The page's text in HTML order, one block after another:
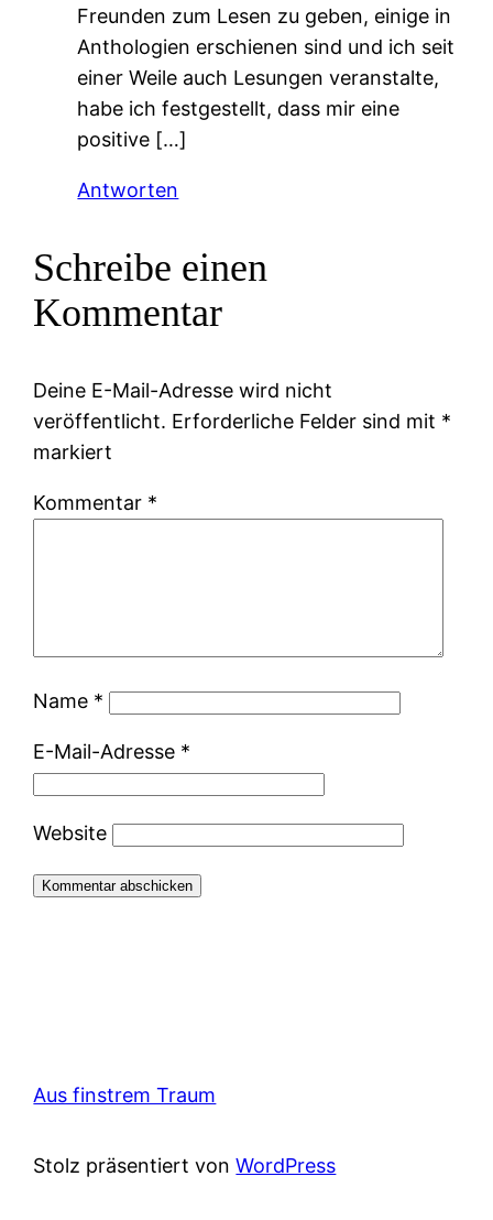
Freunden zum Lesen zu geben, einige in
Anthologien erschienen sind und ich seit
einer Weile auch Lesungen veranstalte,
habe ich festgestellt, dass mir eine
positive […]
Antworten
Schreibe einen
Kommentar
Deine E-Mail-Adresse wird nicht
veröffentlicht. Erforderliche Felder sind mit *
markiert
Kommentar *
Name *
E-Mail-Adresse *
Website
Aus finstrem Traum
Stolz präsentiert vonWordPress